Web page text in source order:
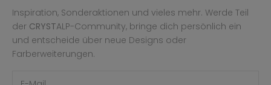
Inspiration, Sonderaktionen und vieles mehr. Werde Teil
der CRYSTALP-Community, bringe dich persönlich ein
und entscheide über neue Designs oder
Farberweiterungen.